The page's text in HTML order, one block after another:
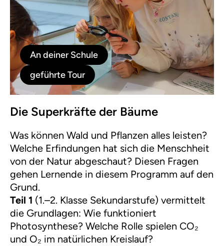
An deiner Schule
geführte Tour
Die Superkräfte der Bäume
Was können Wald und Pflanzen alles leisten?
Welche Erfindungen hat sich die Menschheit
von der Natur abgeschaut? Diesen Fragen
gehen Lernende in diesem Programm auf den
Grund.
Teil 1 (1.–2. Klasse Sekundarstufe) vermittelt
die Grundlagen: Wie funktioniert
Photosynthese? Welche Rolle spielen CO₂
und O₂ im natürlichen Kreislauf?